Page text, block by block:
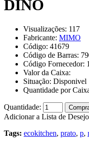
DINO
Visualizações: 117
Fabricante: MIMO
Código: 41679
Código de Barras:
Código Fornecedor:
Valor da Caixa:
Situação: Disponivel
Quantidade por
Quantidade:
Adicionar a Lista de
Tags: ecokitchen, prato, p,